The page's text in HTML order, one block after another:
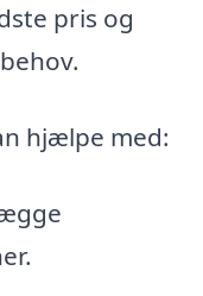
pris og
hjælpe med: